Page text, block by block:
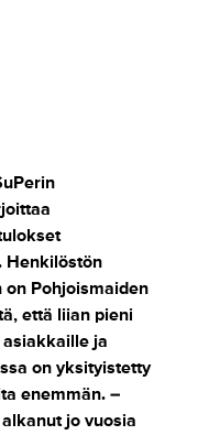
Henkilöstön
Pohjoismaiden
että liian pieni
ja
on yksityistetty
enemmän. –
jo vuosia